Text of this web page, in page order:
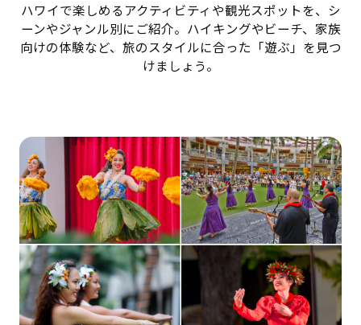
ハワイで楽しめるアクティビティや観光スポットを、シ
ーンやジャンル別にご紹介。ハイキングやビーチ、家族
向けの体験など、旅のスタイルに合った「遊ぶ」を見つ
けましょう。